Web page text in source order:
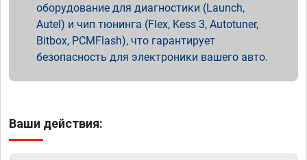
оборудование для диагностики (Launch,
Autel) и чип тюнинга (Flex, Kess 3, Autotuner,
Bitbox, PCMFlash), что гарантирует
безопасность для электроники вашего авто.
Ваши действия: